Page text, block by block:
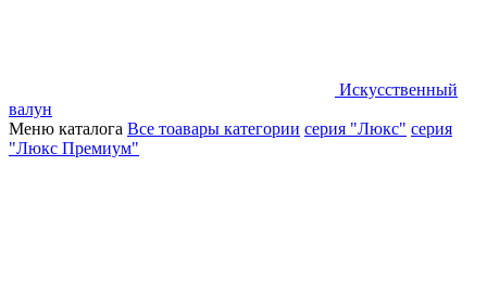
Искусственный
валун
Меню каталога Все тоавары категории серия "Люкс" серия
"Люкс Премиум"